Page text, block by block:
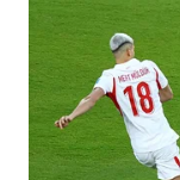
WN
CIREBON
WN
INDRAMAYU